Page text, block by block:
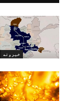
خبرونه